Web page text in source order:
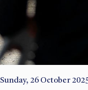
Sunday, 26 October